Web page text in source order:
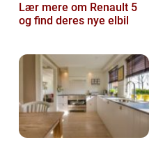
Lær mere om Renault 5
og find deres nye elbil